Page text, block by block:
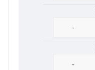
-
-